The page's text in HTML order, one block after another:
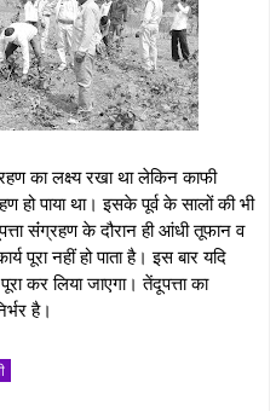
का लक्ष्य रखा था लेकिन काफी
हो पाया था। इसके पूर्व के सालों की भी
संंग्रहण के दौरान ही आंधी तूफान व
पूरा नहीं हो पाता है। इस बार यदि
कर लिया जाएगा। तेंदूपत्ता का
है।